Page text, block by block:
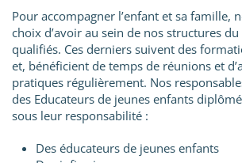
Pour accompagner l’enfant et sa famille,
choix d’avoir au sein de nos structures
qualifiés. Ces derniers suivent des
et, bénéficient de temps de réunions et
pratiques régulièrement. Nos
des Educateurs de jeunes enfants
sous leur responsabilité :
Des éducateurs de jeunes enfants